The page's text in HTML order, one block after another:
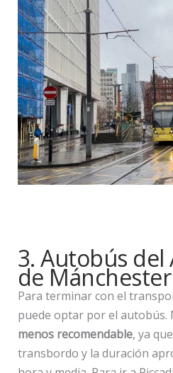
3. Autobús
de
Para terminar con el
puede optar por el autobús.
menos recomendable, ya
transbordo y la duración